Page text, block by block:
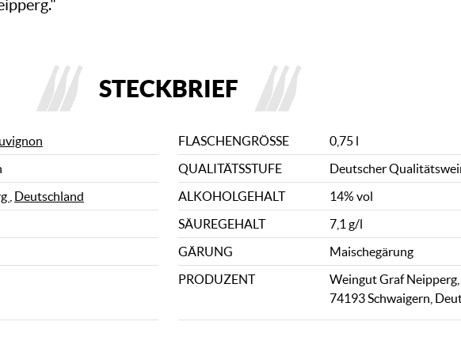
STECKBRIEF
FLASCHENGRÖSSE
0,75 l
QUALITÄTSSTUFE
Deutscher
Deutschland ALKOHOLGEHALT
14% vol
SÄUREGEHALT
7,1 g/l
GÄRUNG
Maischegärung
PRODUZENT
Weingut Graf
74193 Schwaigern,